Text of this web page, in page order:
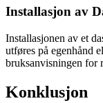
Installasjon av
Installasjonen av et
utføres på egenhånd
bruksanvisningen for
Konklusjon